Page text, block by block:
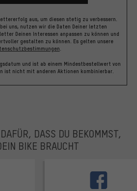
aus, um diesen stetig zu verbessern.
uns, nutzen wir die Daten Deiner letzten
Deinen Interessen anpassen zu können und
gestalten zu können. Es gelten unsere
.
und ist ab einem Mindestbestellwert von
ist nicht mit anderen Aktionen kombinierbar.
DASS DU BEKOMMST,
BIKE BRAUCHT